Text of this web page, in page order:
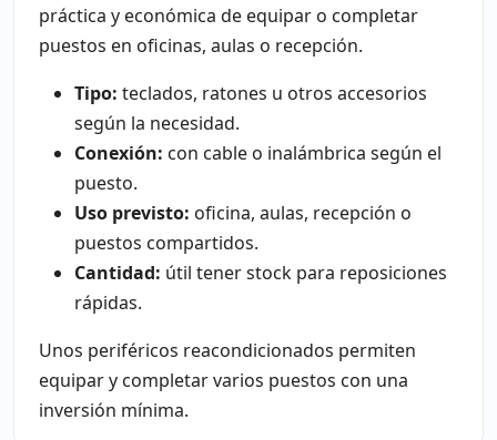
práctica y económica de equipar o completar
puestos en oficinas, aulas o recepción.
Tipo: teclados, ratones u otros accesorios
según la necesidad.
Conexión: con cable o inalámbrica según el
puesto.
Uso previsto: oficina, aulas, recepción o
puestos compartidos.
Cantidad: útil tener stock para reposiciones
rápidas.
Unos periféricos reacondicionados permiten
equipar y completar varios puestos con una
inversión mínima.